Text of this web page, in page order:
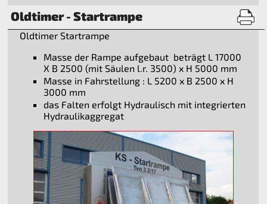
Oldtimer - Startrampe
Oldtimer Startrampe
Masse der Rampe aufgebaut beträgt L 17000
X B 2500 (mit Säulen l.r. 3500) x H 5000 mm
Masse in Fahrstellung : L 5200 x B 2500 x H
3000 mm
das Falten erfolgt Hydraulisch mit integrierten
Hydraulikaggregat